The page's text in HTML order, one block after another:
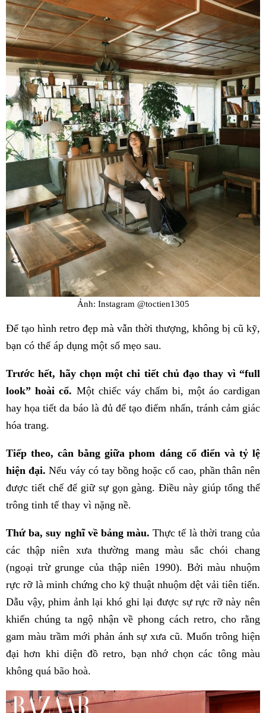
Ảnh: Instagram @toctien1305
Để tạo hình retro đẹp mà vẫn thời thượng, không bị cũ kỹ,
bạn có thể áp dụng một số mẹo sau.
Trước hết, hãy chọn một chi tiết chủ đạo thay vì “full
look” hoài cổ. Một chiếc váy chấm bi, một áo cardigan
hay họa tiết da báo là đủ để tạo điểm nhấn, tránh cảm giác
hóa trang.
Tiếp theo, cân bằng giữa phom dáng cổ điển và tỷ lệ
hiện đại. Nếu váy có tay bồng hoặc cổ cao, phần thân nên
được tiết chế để giữ sự gọn gàng. Điều này giúp tổng thể
trông tinh tế thay vì nặng nề.
Thứ ba, suy nghĩ về bảng màu. Thực tế là thời trang của
các thập niên xưa thường mang màu sắc chói chang
(ngoại trừ grunge của thập niên 1990). Bởi màu nhuộm
rực rỡ là minh chứng cho kỹ thuật nhuộm dệt vải tiên tiến.
Dẫu vậy, phim ảnh lại khó ghi lại được sự rực rỡ này nên
khiến chúng ta ngộ nhận về phong cách retro, cho rằng
gam màu trầm mới phản ánh sự xưa cũ. Muốn trông hiện
đại hơn khi diện đồ retro, bạn nhớ chọn các tông màu
không quá bão hoà.